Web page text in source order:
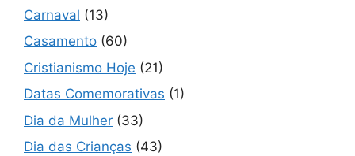
Carnaval (13)
Casamento (60)
Cristianismo Hoje (21)
Datas Comemorativas (1)
Dia da Mulher (33)
Dia das Crianças (43)